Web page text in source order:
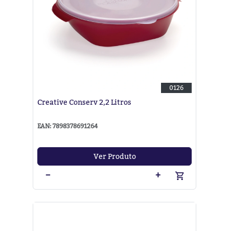
0126
Creative Conserv 2,2 Litros
EAN: 7898378691264
Ver Produto
− +